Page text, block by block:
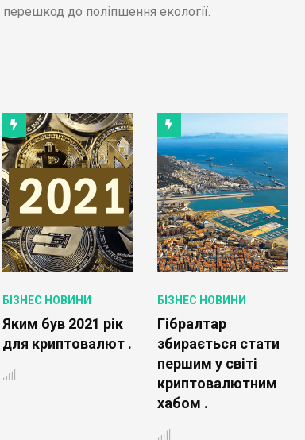
до поліпшення екології.
БІЗНЕС НОВИНИ
Яким був 2021 рік
для криптовалют .
БІЗНЕС НОВИНИ
Гібралтар
збирається стати
першим у світі
криптовалютним
хабом .